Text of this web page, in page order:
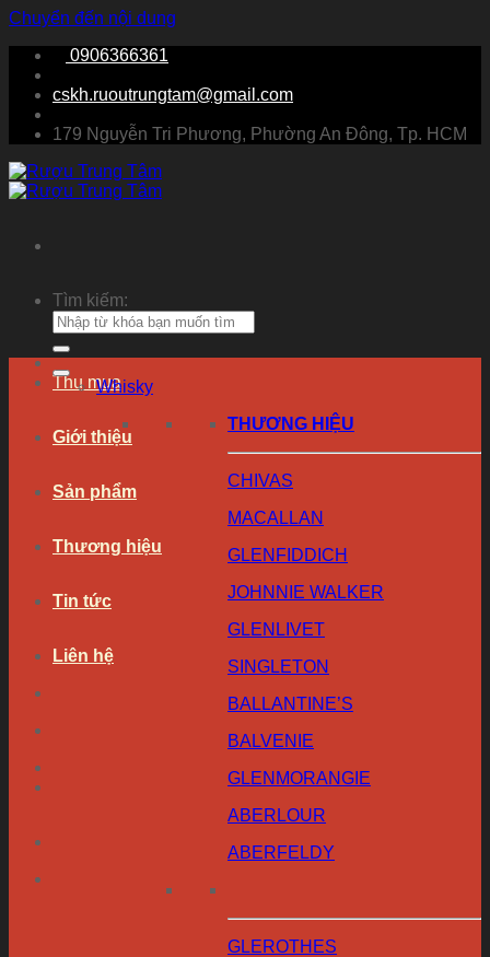
Chuyển đến nội dung
0906366361
cskh.ruoutrungtam@gmail.com
179 Nguyễn Tri Phương, Phường An Đông, Tp. HCM
Tìm kiếm:
Thu mua
Giới thiệu
Sản phẩm
Thương hiệu
Tin tức
Liên hệ
Whisky
THƯƠNG HIỆU
CHIVAS
MACALLAN
GLENFIDDICH
JOHNNIE WALKER
GLENLIVET
SINGLETON
BALLANTINE’S
BALVENIE
GLENMORANGIE
ABERLOUR
ABERFELDY
GLEROTHES